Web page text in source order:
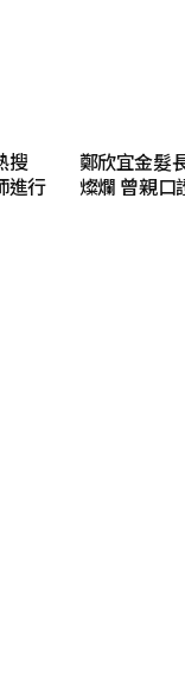
搜
進行
鄭欣宜金髮
燦爛 曾親口